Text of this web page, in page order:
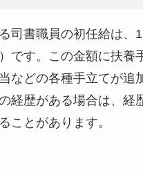
司書職員の初任給は、
です。この金額に扶養
などの各種手立てが追
経歴がある場合は、経
ことがあります。